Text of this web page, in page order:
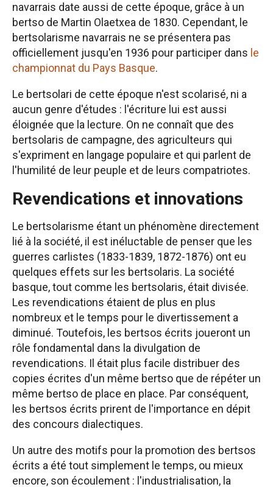
navarrais date aussi de cette époque, grâce à un
bertso de Martin Olaetxea de 1830. Cependant, le
bertsolarisme navarrais ne se présentera pas
officiellement jusqu'en 1936 pour participer dans le
championnat du Pays Basque.
Le bertsolari de cette époque n'est scolarisé, ni a
aucun genre d'études : l'écriture lui est aussi
éloignée que la lecture. On ne connaît que des
bertsolaris de campagne, des agriculteurs qui
s'expriment en langage populaire et qui parlent de
l'humilité de leur peuple et de leurs compatriotes.
Revendications et innovations
Le bertsolarisme étant un phénomène directement
lié à la société, il est inéluctable de penser que les
guerres carlistes (1833-1839, 1872-1876) ont eu
quelques effets sur les bertsolaris. La société
basque, tout comme les bertsolaris, était divisée.
Les revendications étaient de plus en plus
nombreux et le temps pour le divertissement a
diminué. Toutefois, les bertsos écrits joueront un
rôle fondamental dans la divulgation de
revendications. Il était plus facile distribuer des
copies écrites d'un même bertso que de répéter un
même bertso de place en place. Par conséquent,
les bertsos écrits prirent de l'importance en dépit
des concours dialectiques.
Un autre des motifs pour la promotion des bertsos
écrits a été tout simplement le temps, ou mieux
encore, son écoulement : l'industrialisation, la